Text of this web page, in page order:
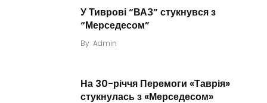
У Тиврові “ВАЗ” стукнувся з
“Мерседесом”
By Admin
На 30-річчя Перемоги «Таврія»
стукнулась з «Мерседесом»